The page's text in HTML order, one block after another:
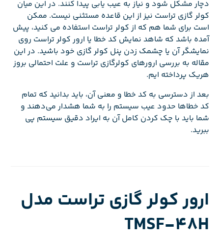
دچار مشکل شود و نیاز به عیب یابی پیدا کنند. در این میان
کولر گازی تراست نیز از این قاعده مستثنی نیست. ممکن
است برای شما هم که از کولر تراست استفاده می کنید، پیش
آمده باشد که شاهد نمایش کد خطا یا ارور کولر تراست روی
نمایشگر آن یا چشمک زدن پنل کولر گازی خود باشید. در این
مقاله به بررسی ارورهای کولرگازی تراست و علت احتمالی بروز
هریک پرداخته ایم.
بعد از دسترسی به کد خطا و معنی آن، باید بدانید که تمام
کد خطاها حدود عیب سیستم را به شما هشدار می‌دهند و
شما باید با چک کردن کامل آن به ایراد دقیق سیستم پی
ببرید.
ارور کولر گازی تراست مدل
TMSF-48H